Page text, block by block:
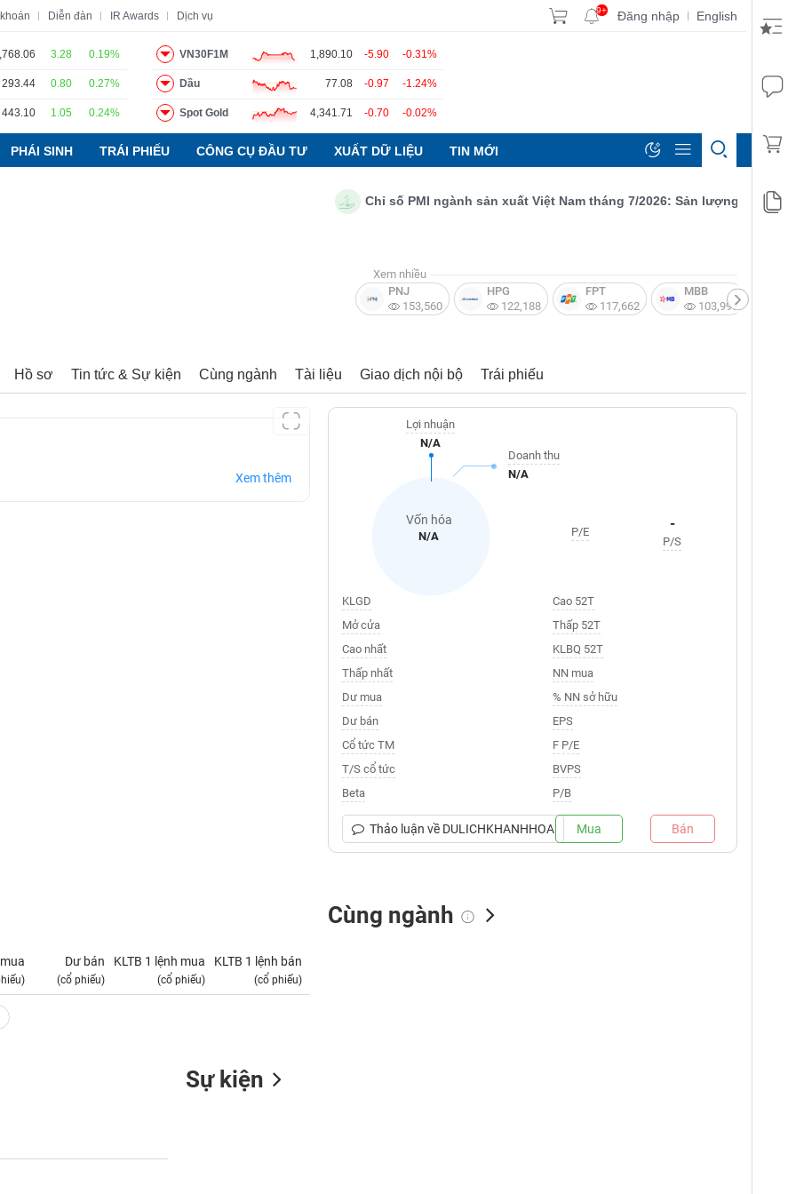
Diễn đàn IR Awards Dịch vụ 9+ Đăng nhập | English
3.28 0.19%
293.44 0.80 0.27%
443.10 1.05 0.24%
VN30F1M 1,890.10 -5.90 -0.31%
Dầu 77.08 -0.97 -1.24%
Spot Gold 4,341.71 -0.70 -0.02%
PHÁI SINH TRÁI PHIẾU CÔNG CỤ ĐẦU TƯ XUẤT DỮ LIỆU TIN MỚI
Chỉ số PMI ngành sản xuất Việt Nam tháng 7/2026: Sản lượng, số lượng
Xem nhiều
PNJ
153,560
HPG
122,188
FPT
117,662
MBB
103,997
Hồ sơ Tin tức & Sự kiện Cùng ngành Tài liệu Giao dịch nội bộ Trái phiếu
Xem thêm
Vốn hóa
N/A
Lợi nhuận
N/A
Doanh thu
N/A
P/E -
P/S
KLGD
Mở cửa
Cao nhất
Thấp nhất
Dư mua
Dư bán
Cổ tức TM
T/S cổ tức
Beta
Cao 52T
Thấp 52T
KLBQ 52T
NN mua
% NN sở hữu
EPS
F P/E
BVPS
P/B
Thảo luận về DULICHKHANHHOA Mua Bán
Dư bán
(cổ phiếu)
KLTB 1 lệnh mua
(cổ phiếu)
KLTB 1 lệnh bán
(cổ phiếu)
Cùng ngành
Sự kiện
Báo cáo phân tích Thuật ngữ